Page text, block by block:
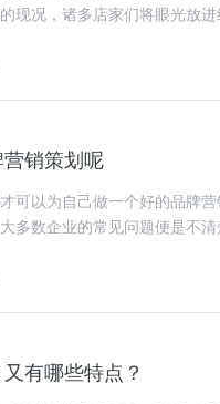
现况，诸多店家们将眼光放
销策划呢
可以为自己做一个好的品牌
多数企业的常见问题便是不
有哪些特点？